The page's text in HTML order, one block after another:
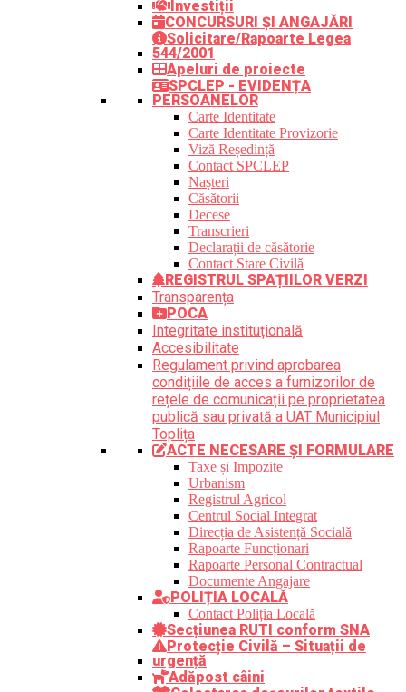
Investiții
CONCURSURI ȘI ANGAJĂRI
Solicitare/Rapoarte Legea
544/2001
Apeluri de proiecte
SPCLEP - EVIDENȚA
PERSOANELOR
Carte Identitate
Carte Identitate Provizorie
Viză Reședință
Contact SPCLEP
Nașteri
Căsătorii
Decese
Transcrieri
Declarații de căsătorie
Contact Stare Civilă
REGISTRUL SPAȚIILOR VERZI
Transparența
POCA
Integritate instituțională
Accesibilitate
Regulament privind aprobarea
condițiile de acces a furnizorilor de
rețele de comunicații pe proprietatea
publică sau privată a UAT Municipiul
Toplița
ACTE NECESARE ȘI FORMULARE
Taxe și Impozite
Urbanism
Registrul Agricol
Centrul Social Integrat
Direcția de Asistență Socială
Rapoarte Funcționari
Rapoarte Personal Contractual
Documente Angajare
POLIȚIA LOCALĂ
Contact Poliția Locală
Secțiunea RUTI conform SNA
Protecție Civilă – Situații de
urgență
Adăpost câini